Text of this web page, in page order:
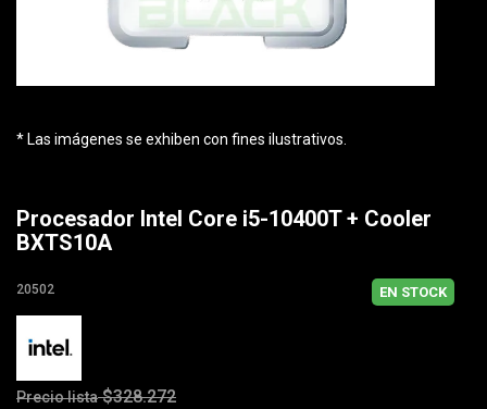
* Las imágenes se exhiben con fines ilustrativos.
Procesador Intel Core i5-10400T + Cooler
BXTS10A
20502 EN STOCK
Precio lista $328.272